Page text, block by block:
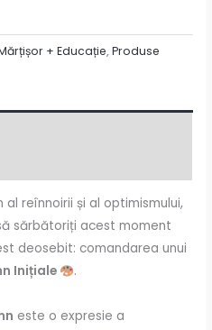
+ Educație,Produse
al reînnoirii și al optimismului,
sărbătoriți acest moment
deosebit: comandarea unui
Inițiale
.
este o expresie a